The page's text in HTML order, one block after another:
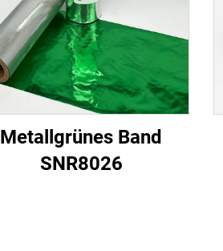
Metallgrünes Band
SNR8026